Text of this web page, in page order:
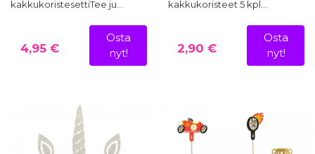
kakkukoristesettiTee ju…
4,95 €
Osta
nyt!
kakkukoristeet 5 kpl…
2,90 €
Osta
nyt!